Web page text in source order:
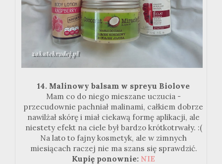
14. Malinowy balsam w spreyu Biolove
Mam co do niego mieszane uczucia -
przecudownie pachniał malinami, całkiem dobrze
nawilżał skórę i miał ciekawą formę aplikacji, ale
niestety efekt na ciele był bardzo krótkotrwały. :(
Na lato to fajny kosmetyk, ale w zimnych
miesiącach raczej nie ma szans się sprawdzić.
Kupię ponownie: NIE